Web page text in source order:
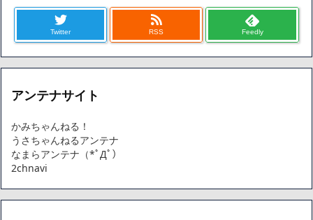
Twitter RSS Feedly
アンテナサイト
かみちゃんねる！
うさちゃんねるアンテナ
なまらアンテナ（*ﾟДﾟ）
2chnavi